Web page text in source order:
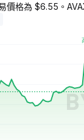
價格為 $6.55。